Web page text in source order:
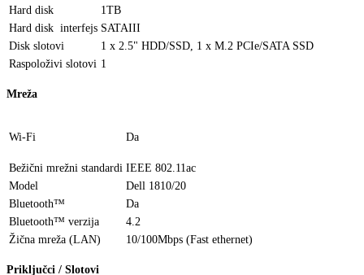
Hard disk
1TB
Hard disk interfejs SATAIII
Disk slotovi
1 x 2.5" HDD/SSD, 1 x M.2 PCIe/SATA SSD
Raspoloživi slotovi 1
Mreža
Wi-Fi Da
Bežični mrežni standardi IEEE 802.11ac
Model
Dell 1810/20
Bluetooth™
Da
Bluetooth™ verzija
4.2
Žična mreža (LAN)
10/100Mbps (Fast ethernet)
Priključci / Slotovi